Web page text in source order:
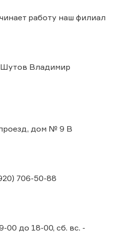
работу наш филиал
Шутов Владимир
дом № 9 В
706-50-88
00 до 18-00, сб. вс. -